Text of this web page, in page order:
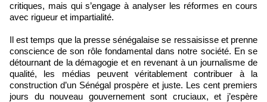
critiques, mais qui s’engage à analyser les réformes en cours
avec rigueur et impartialité.
Il est temps que la presse sénégalaise se ressaisisse et prenne
conscience de son rôle fondamental dans notre société. En se
détournant de la démagogie et en revenant à un journalisme de
qualité, les médias peuvent véritablement contribuer à la
construction d’un Sénégal prospère et juste. Les cent premiers
jours du nouveau gouvernement sont cruciaux, et j’espère